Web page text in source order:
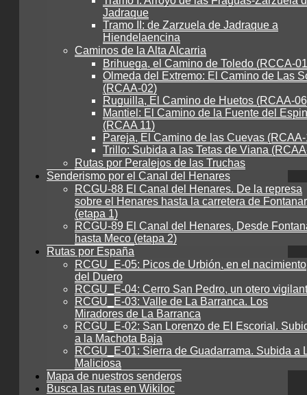
Jadraque
Tramo II: de Zarzuela de Jadraque a
Hiendelaencina
Caminos de la Alta Alcarria
Brihuega, el Camino de Toledo (RCCA-
Olmeda del Extremo: El Camino de Las
(RCAA-02)
Ruguilla, El Camino de Huetos (RCAA-
Mantiel: El Camino de la Fuente del
(RCAA 11)
Pareja, El Camino de las Cuevas
Trillo: Subida a las Tetas de Viana
Rutas por Peralejos de las Truchas
Senderismo por el Canal del Henares
RCGU-88 El Canal del Henares. De la represa
sobre el Henares hasta la carretera de Fontanar
(etapa 1)
RCGU-89 El Canal del Henares, Desde
hasta Meco (etapa 2)
Rutas por España
RCGU_E-05: Picos de Urbión, en el nacimiento
del Duero
RCGU_E-04: Cerro San Pedro, un otero
RCGU_E-03: Valle de La Barranca. Los
Miradores de La Barranca
RCGU_E-02: San Lorenzo de El Escorial.
a la Machota Baja
RCGU_E-01: Sierra de Guadarrama. Subida a
Maliciosa
Mapa de nuestros senderos
Busca las rutas en Wikiloc